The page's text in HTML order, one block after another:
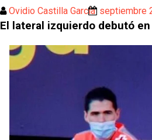
Ovidio Castilla García septiembre
El lateral izquierdo debutó en